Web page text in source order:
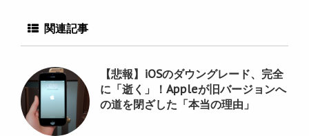
関連記事
【悲報】iOSのダウングレード、完全
に「逝く」！Appleが旧バージョンへ
の道を閉ざした「本当の理由」